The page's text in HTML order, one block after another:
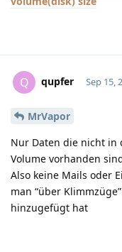
Q qupfer Sep 15,
MrVapor
Nur Daten die nicht in
Volume vorhanden
Also keine Mails oder
man “über
hinzugefügt hat